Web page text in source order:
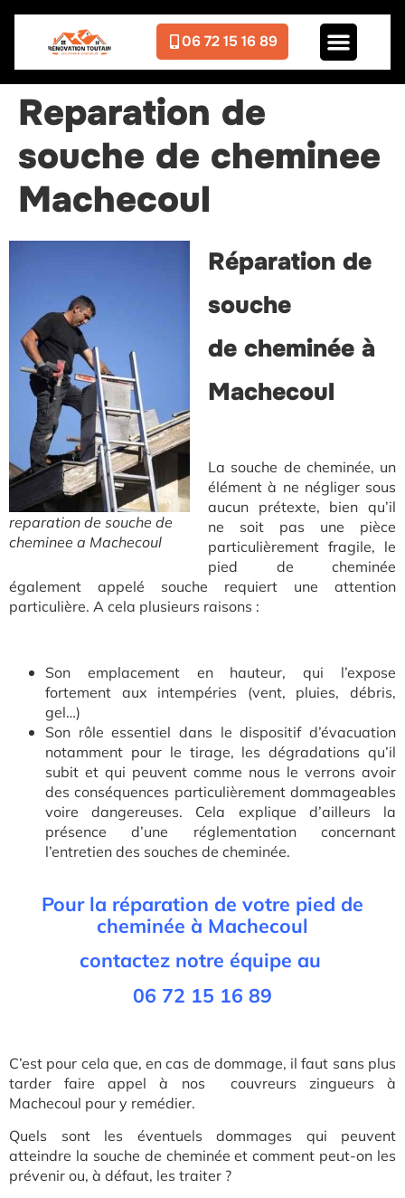
06 72 15 16 89
Reparation de
souche de cheminee
Machecoul
reparation de souche de
cheminee a Machecoul
Réparation de
souche
de cheminée à
Machecoul
La souche de cheminée, un
élément à ne négliger sous
aucun prétexte, bien qu’il
ne soit pas une pièce
particulièrement fragile, le
pied de cheminée
également appelé souche requiert une attention
particulière. A cela plusieurs raisons :
Son emplacement en hauteur, qui l’expose
fortement aux intempéries (vent, pluies, débris,
gel…)
Son rôle essentiel dans le dispositif d’évacuation
notamment pour le tirage, les dégradations qu’il
subit et qui peuvent comme nous le verrons avoir
des conséquences particulièrement dommageables
voire dangereuses. Cela explique d’ailleurs la
présence d’une réglementation concernant
l’entretien des souches de cheminée.
Pour la réparation de votre pied de
cheminée à Machecoul
contactez notre équipe au
06 72 15 16 89
C’est pour cela que, en cas de dommage, il faut sans plus
tarder faire appel à nos couvreurs zingueurs à
Machecoul pour y remédier.
Quels sont les éventuels dommages qui peuvent
atteindre la souche de cheminée et comment peut-on les
prévenir ou, à défaut, les traiter ?